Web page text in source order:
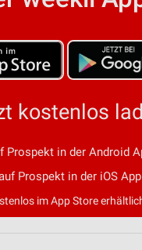
kostenlos
in der Android
Prospekt in der iOS
im App Store